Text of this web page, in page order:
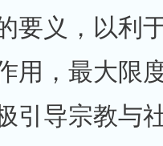
要义，以利
用，最大限
引导宗教与